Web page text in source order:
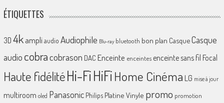
ÉTIQUETTES
3D 4k ampliaudio Audiophile Blu-ray bluetooth bon plan CasqueCasque
audio cobracobrason DAC Enceinte enceintes enceinte sans fil Focal
Haute fidélitéHi-FiHiFiHome Cinéma LG mise à jour
multiroom oled Panasonic Philips Platine Vinyle promo promotion